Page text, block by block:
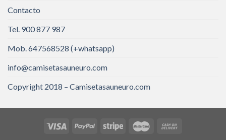
Contacto
Tel. 900 877 987
Mob. 647568528 (+whatsapp)
info@camisetasauneuro.com
Copyright 2018 – Camisetasauneuro.com